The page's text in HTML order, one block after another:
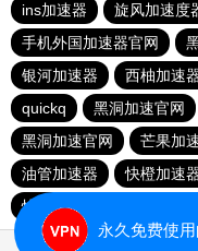
ins加速器
旋风加速度
手机外国加速器官网
银河加速器
西柚加速
quickq
黑洞加速官网
黑洞加速官网
芒果加
油管加速器
快橙加速
快鸭加速器
永久免费使